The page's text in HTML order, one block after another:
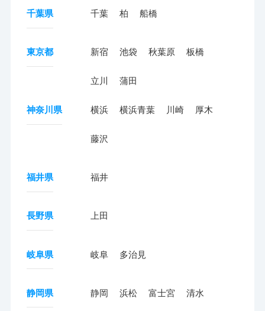
千葉県 千葉 柏 船橋
東京都 新宿 池袋 秋葉原 板橋
立川 蒲田
神奈川県 横浜 横浜青葉 川崎 厚木
藤沢
福井県 福井
長野県 上田
岐阜県 岐阜 多治見
静岡県 静岡 浜松 富士宮 清水